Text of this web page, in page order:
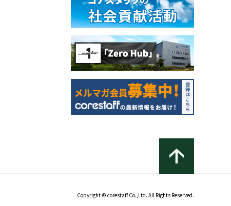
Copyright © corestaff Co.,Ltd. All Rights Reserved.